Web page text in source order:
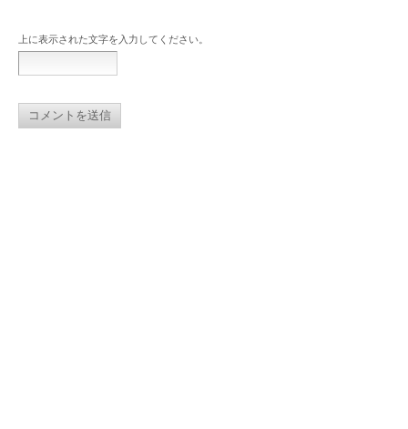
上に表示された文字を入力してください。